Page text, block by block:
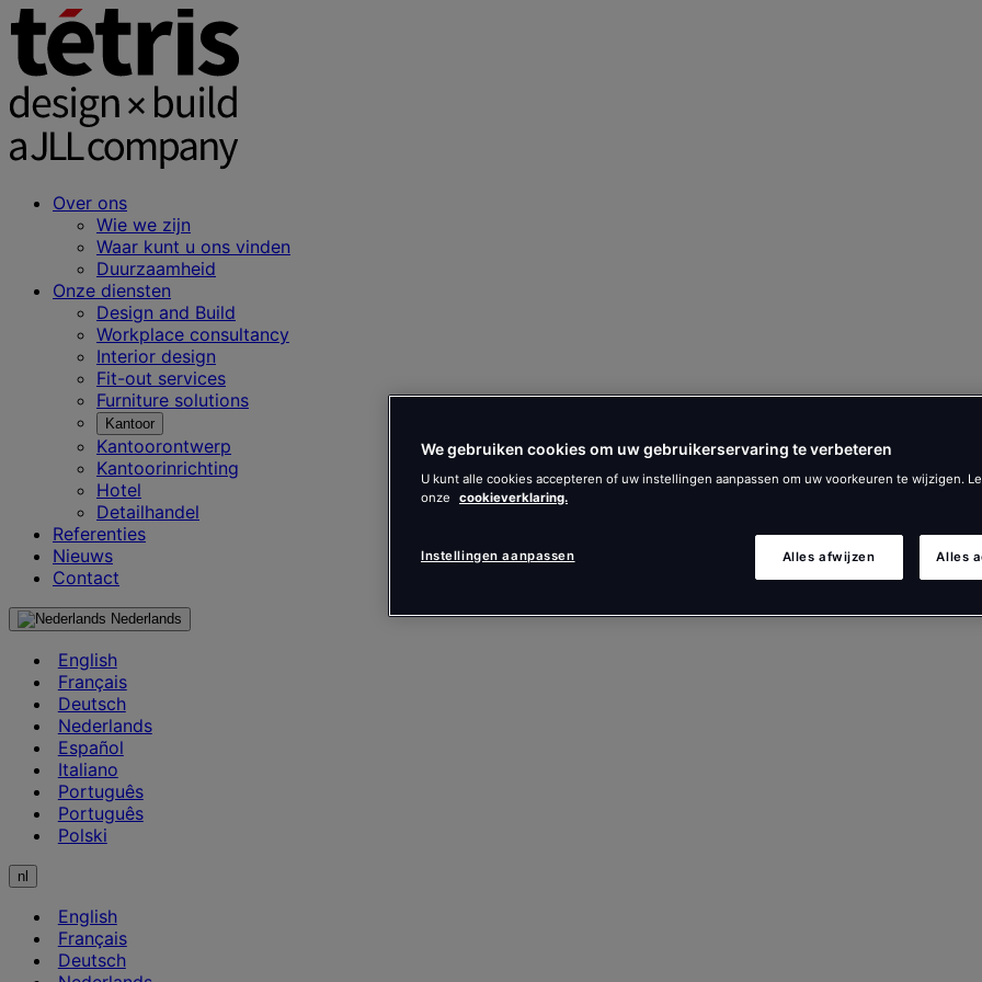
Over ons
Wie we zijn
Waar kunt u ons vinden
Duurzaamheid
Onze diensten
Design and Build
Workplace consultancy
Interior design
Fit-out services
Furniture solutions
Kantoor
Kantoorontwerp
Kantoorinrichting
Hotel
Detailhandel
Referenties
Nieuws
Contact
Nederlands
English
Français
Deutsch
Nederlands
Español
Italiano
Português
Português
Polski
nl
English
Français
Deutsch
We gebruiken cookies om uw gebruikerservaring te verbeteren
U kunt alle cookies accepteren of uw instellingen aanpassen om uw voorkeuren te wijzigen.
onze
cookieverklaring.
Alles afwijzen Alles
Instellingen aanpassen